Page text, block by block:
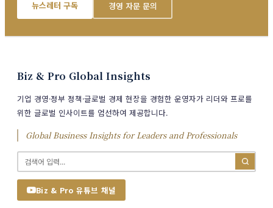
뉴스레터 구독 경영 자문 문의
Biz & Pro Global Insights
기업 경영·정부 정책·글로벌 경제 현장을 경험한 운영자가 리더와 프로를
위한 글로벌 인사이트를 엄선하여 제공합니다.
Global Business Insights for Leaders and Professionals
Biz & Pro 유튜브 채널